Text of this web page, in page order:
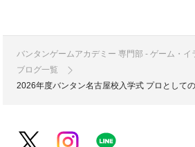
バンタンゲームアカデミー 専門部 - ゲーム・
ブログ一覧
2026年度バンタン名古屋校入学式 プロとして